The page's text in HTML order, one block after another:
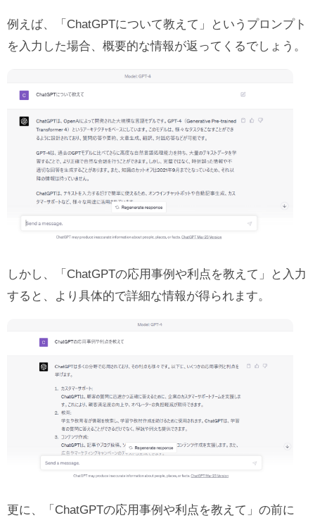
例えば、「ChatGPTについて教えて」というプロンプト
を入力した場合、概要的な情報が返ってくるでしょう。
しかし、「ChatGPTの応用事例や利点を教えて」と入力
すると、より具体的で詳細な情報が得られます。
更に、「ChatGPTの応用事例や利点を教えて」の前に